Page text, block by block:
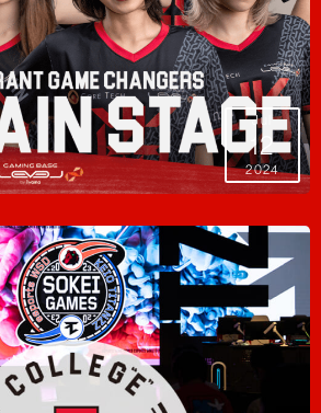
Jul
12
2024